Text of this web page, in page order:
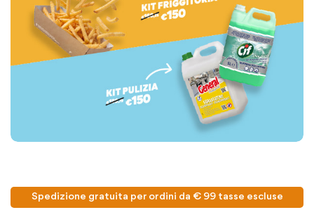
Spedizione gratuita per ordini da € 99 tasse escluse